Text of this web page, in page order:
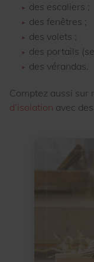
des escaliers ;
des fenêtres ;
des volets ;
des portails
des vérandas.
Comptez aussi sur
d’isolation avec